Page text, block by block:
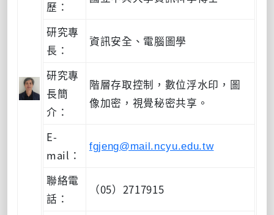
歷：
研究專
長：
資訊安全、電腦圖學
研究專
長簡
介：
階層存取控制，數位浮水印，圖
像加密，視覺秘密共享。
E-
mail：
fgjeng@mail.ncyu.edu.tw
聯絡電
話：
（05）2717915